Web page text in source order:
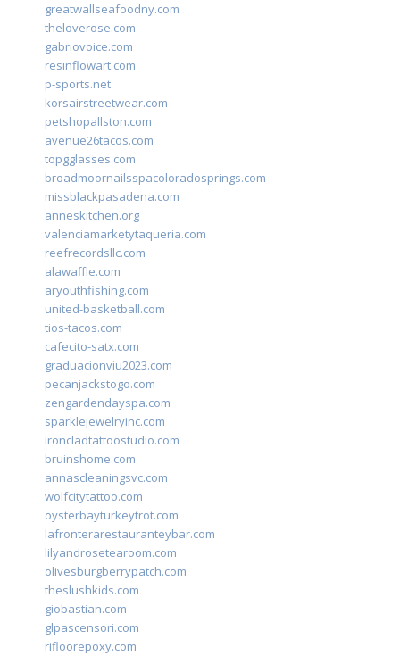
greatwallseafoodny.com
theloverose.com
gabriovoice.com
resinflowart.com
p-sports.net
korsairstreetwear.com
petshopallston.com
avenue26tacos.com
topgglasses.com
broadmoornailsspacoloradosprings.com
missblackpasadena.com
anneskitchen.org
valenciamarketytaqueria.com
reefrecordsllc.com
alawaffle.com
aryouthfishing.com
united-basketball.com
tios-tacos.com
cafecito-satx.com
graduacionviu2023.com
pecanjackstogo.com
zengardendayspa.com
sparklejewelryinc.com
ironcladtattoostudio.com
bruinshome.com
annascleaningsvc.com
wolfcitytattoo.com
oysterbayturkeytrot.com
lafronterarestauranteybar.com
lilyandrosetearoom.com
olivesburgberrypatch.com
theslushkids.com
giobastian.com
glpascensori.com
rifloorepoxy.com